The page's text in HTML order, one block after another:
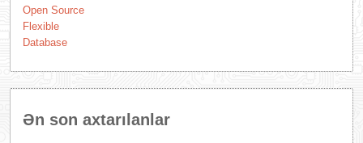
Open Source
Flexible
Database
Ən son axtarılanlar